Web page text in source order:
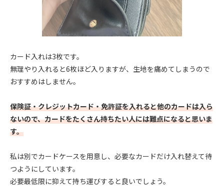
カード入れは3枚です。
無理やり入れると6枚ほど入りますが、生地を痛めてしまうので
おすすめはしません。
保険証・クレジットカード・免許証を入れると他のカードは入ら
ないので、カードをたくさん持ちたい人には難点になると思いま
す。
私は別でカードケースを用意し、必要なカードだけ入れ替えて待
つようにしています。
必要最低限に抑えて持ち運びすると良いでしょう。